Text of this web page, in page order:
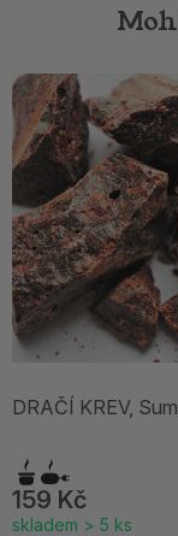
DRAČÍ KREV,
159 Kč
skladem > 5 ks